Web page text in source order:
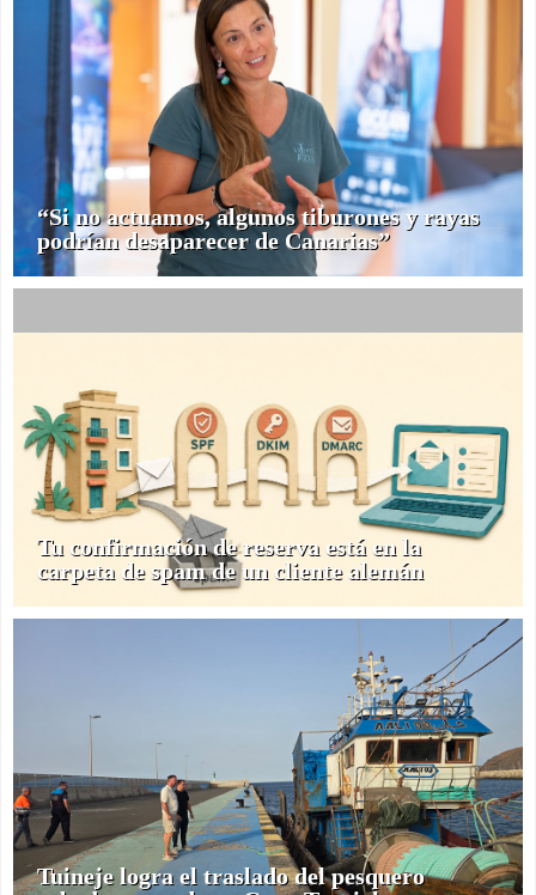
“Si no actuamos, algunos tiburones y rayas
podrían desaparecer de Canarias”
Tu confirmación de reserva está en la
carpeta de spam de un cliente alemán
Tuineje logra el traslado del pesquero